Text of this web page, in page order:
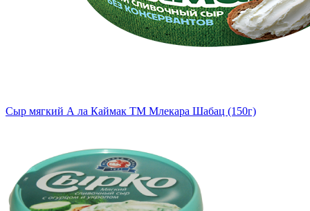
Сыр мягкий А ла Каймак TM Млекара Шабац (150г)